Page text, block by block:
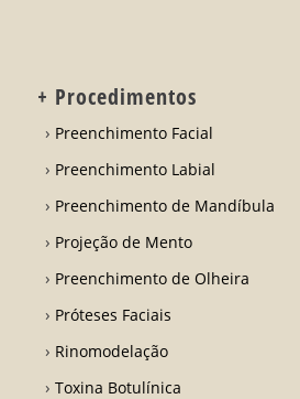
+ Procedimentos
Preenchimento Facial
Preenchimento Labial
Preenchimento de Mandíbula
Projeção de Mento
Preenchimento de Olheira
Próteses Faciais
Rinomodelação
Toxina Botulínica